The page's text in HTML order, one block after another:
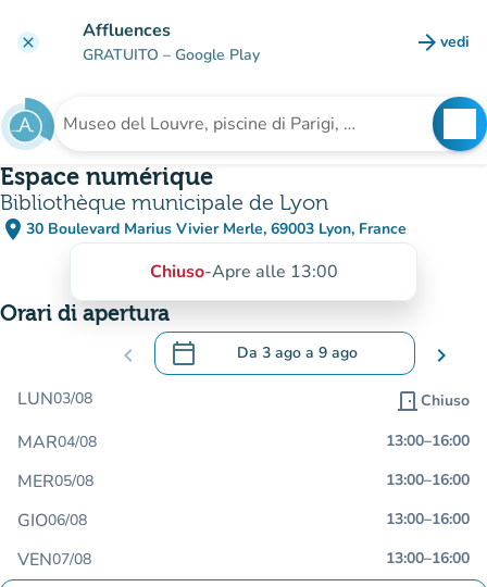
clear Affluences
GRATUITO – Google Play arrow_forward vedi
Cerca una struttura
Espace numérique
Bibliothèque municipale de Lyon
place 30 Boulevard Marius Vivier Merle, 69003 Lyon, France
(apri in Google Maps)
(nuova scheda)
Chiuso-Apre alle 13:00
Orari di apertura
chevron_left calendar_today Da 3 ago a 9 ago
.Aprire il calendario per modificare le
chevron_right
LUN03/08 door_front Chiuso
MAR04/08 13:00–16:00
MER05/08 13:00–16:00
GIO06/08 13:00–16:00
VEN07/08 13:00–16:00